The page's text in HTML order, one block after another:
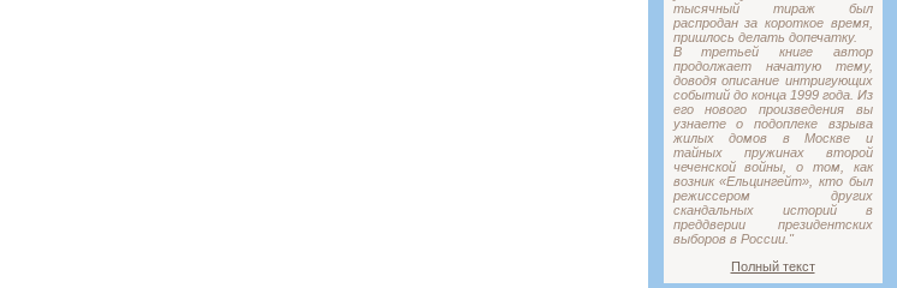
тысячный тираж был
распродан за короткое время,
пришлось делать допечатку.
В третьей книге автор
продолжает начатую тему,
доводя описание интригующих
событий до конца 1999 года. Из
его нового произведения вы
узнаете о подоплеке взрыва
жилых домов в Москве и
тайных пружинах второй
чеченской войны, о том, как
возник «Ельцингейт», кто был
режиссером других
скандальных историй в
преддверии президентских
выборов в России."
Полный текст